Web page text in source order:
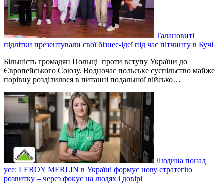
Талановиті
підлітки презентували свої бізнес-ідеї під час пітчингу в Бучі
Більшість громадян Польщі проти вступу України до
Європейського Союзу. Водночас польське суспільство майже
порівну розділилося в питанні подальшої військо…
Людина понад
усе: LEROY MERLIN в Україні формує нову стратегію
розвитку – через фокус на людях і довірі